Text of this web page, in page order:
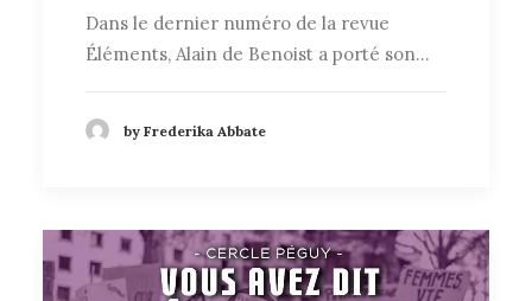
Dans le dernier numéro de la revue
Éléments, Alain de Benoist a porté son…
by Frederika Abbate